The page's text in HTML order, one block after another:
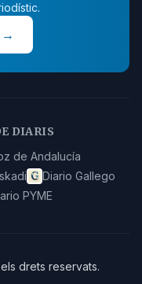
DIARIS
de Andalucía
Diario Gallego
PYME
drets reservats.